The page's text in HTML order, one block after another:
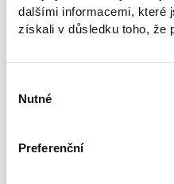
dalšími informacemi, které
získali v důsledku toho, že
souhlasu
Nutné
Preferenční
& Šídlo.
prstencová bavlna